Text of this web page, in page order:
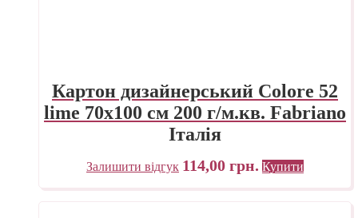
Картон дизайнерський Colore 52
lime 70х100 см 200 г/м.кв. Fabriano
Італія
Залишити відгук 114,00 грн. Купити